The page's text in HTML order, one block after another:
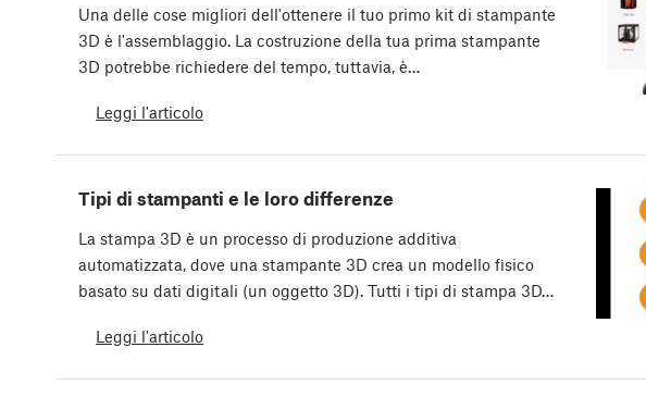
Una delle cose migliori dell'ottenere il tuo primo kit di stampante
3D è l'assemblaggio. La costruzione della tua prima stampante
3D potrebbe richiedere del tempo, tuttavia, è…
Leggi l'articolo
Tipi di stampanti e le loro differenze
La stampa 3D è un processo di produzione additiva
automatizzata, dove una stampante 3D crea un modello fisico
basato su dati digitali (un oggetto 3D). Tutti i tipi di stampa 3D…
Leggi l'articolo